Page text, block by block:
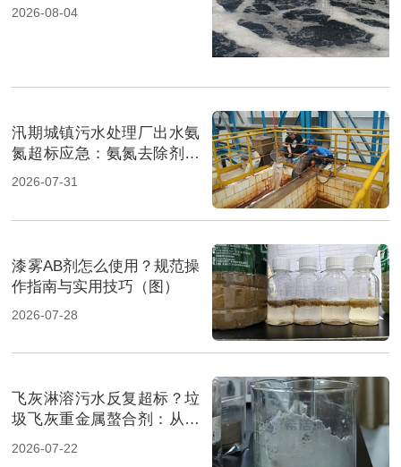
2026-08-04
汛期城镇污水处理厂出水氨
氮超标应急：氨氮去除剂投
加方法及实操指南（图）
2026-07-31
漆雾AB剂怎么使用？规范操
作指南与实用技巧（图）
2026-07-28
飞灰淋溶污水反复超标？垃
圾飞灰重金属螯合剂：从源
头实现固液双达标（图）
2026-07-22